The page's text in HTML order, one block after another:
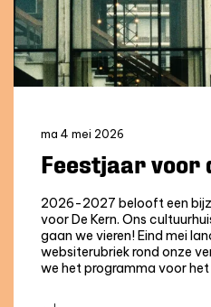
ma 4 mei 2026
Feestjaar voor
2026-2027 belooft een
voor De Kern. Ons
gaan we vieren! Eind mei
websiterubriek rond onze
we het programma voor het